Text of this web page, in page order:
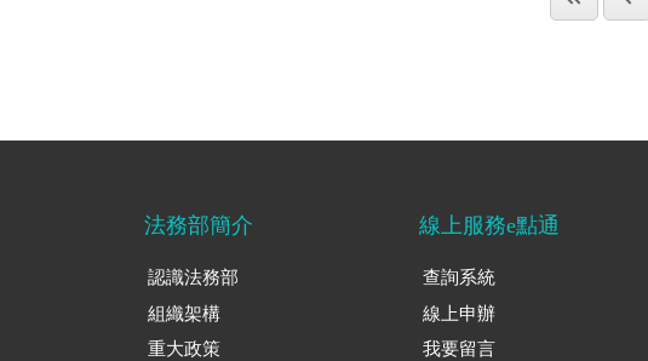
法務部簡介
認識法務部
組織架構
重大政策
線上服務e點通
查詢系統
線上申辦
我要留言